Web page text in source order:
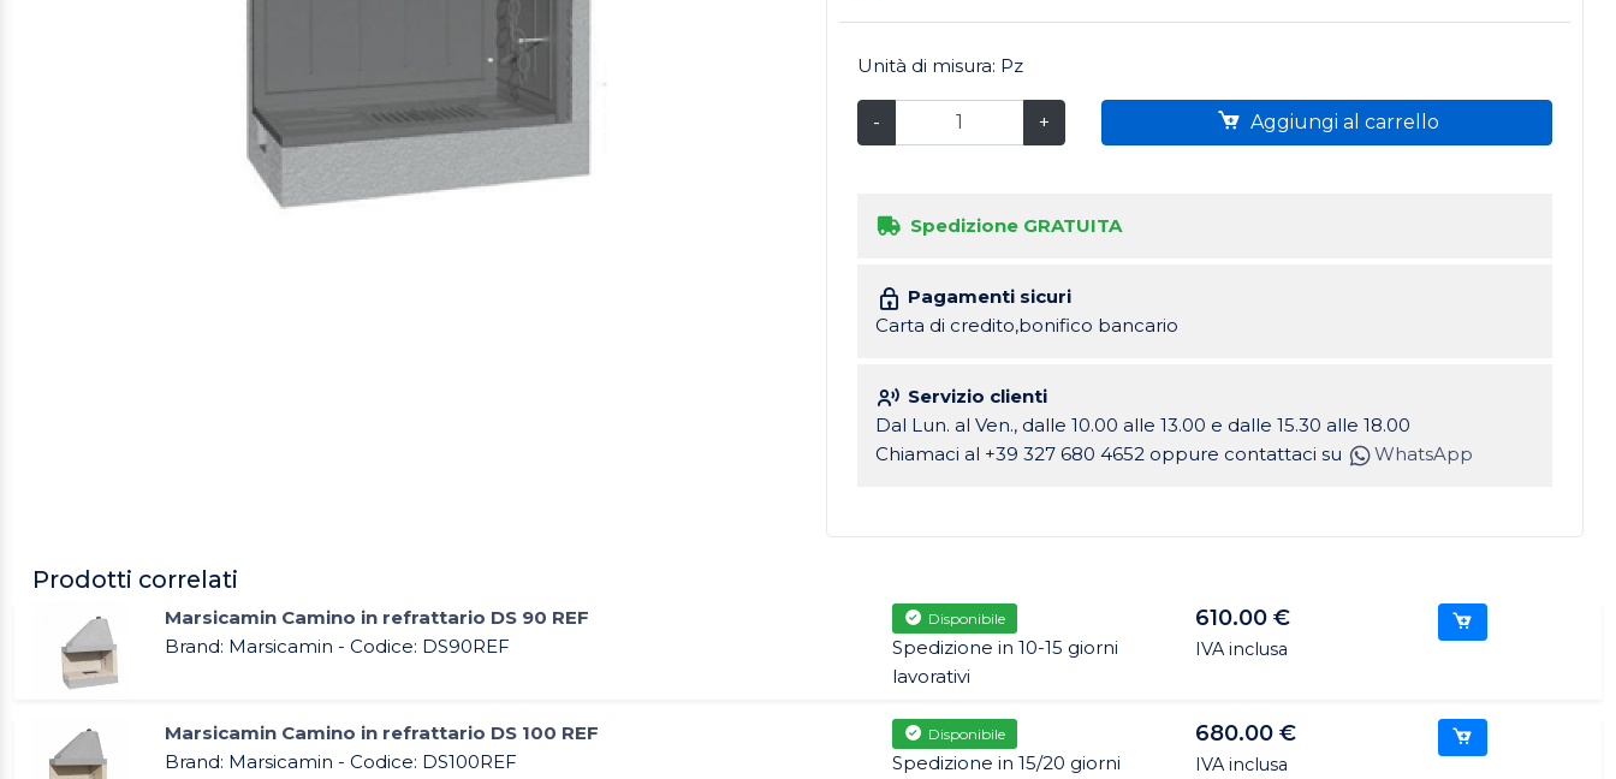
Unità di misura: Pz
- + Aggiungi al carrello
Spedizione GRATUITA
Pagamenti sicuri
Carta di credito,bonifico bancario
Servizio clienti
Dal Lun. al Ven., dalle 10.00 alle 13.00 e dalle 15.30 alle 18.00
Chiamaci al +39 327 680 4652 oppure contattaci su
WhatsApp
Prodotti correlati
Marsicamin Camino in refrattario DS 90 REF
Brand: Marsicamin - Codice: DS90REF
Disponibile
Spedizione in 10-15 giorni
lavorativi
610.00 €
IVA inclusa
Marsicamin Camino in refrattario DS 100 REF
Brand: Marsicamin - Codice: DS100REF
Disponibile
Spedizione in 15/20 giorni
680.00 €
IVA inclusa